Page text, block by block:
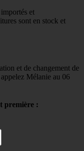
et
sont en stock et
et de changement de
Mélanie au 06
première :